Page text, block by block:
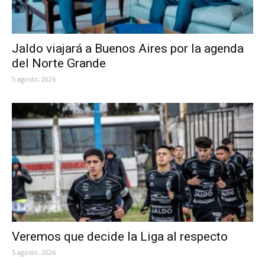
Jaldo viajará a Buenos Aires por la agenda
del Norte Grande
5 agosto, 2026
Veremos que decide la Liga al respecto
5 agosto, 2026